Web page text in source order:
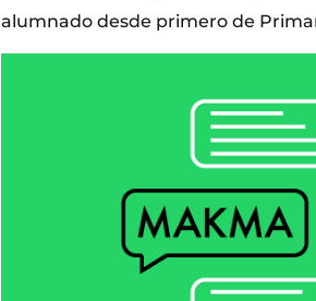
alumnado desde primero de